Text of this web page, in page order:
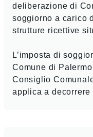
deliberazione di
soggiorno a carico
strutture ricettive
L’imposta di
Comune di
Consiglio
applica a decorrere